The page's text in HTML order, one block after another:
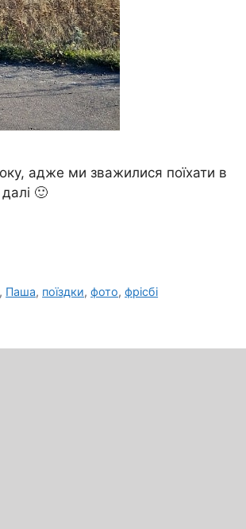
адже ми зважилися поїхати в
🙂
, Паша, поїздки,фото,фрісбі